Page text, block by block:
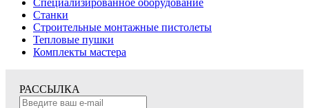
Станки
Строительные монтажные пистолеты
Тепловые пушки
Комплекты мастера
РАССЫЛКА